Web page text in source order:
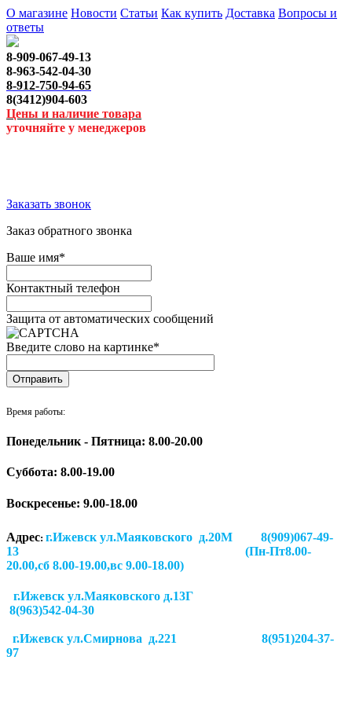
О магазине Новости Статьи Как купить Доставка Вопросы и
ответы
8-909-067-49-13
8-963-542-04-30
8-912-750-94-65
8(3412)904-603
Цены и наличие товара
уточняйте у менеджеров
Заказать звонок
Заказ обратного звонка
Ваше имя*
Контактный телефон
Защита от автоматических сообщений
Введите слово на картинке*
Время работы:
Понедельник - Пятница: 8.00-20.00
Суббота: 8.00-19.00
Воскресенье: 9.00-18.00
Адрес: г.Ижевск ул.Маяковского д.20М 8(909)067-49-
13 (Пн-Пт8.00-
20.00,сб 8.00-19.00,вс 9.00-18.00)
г.Ижевск ул.Маяковского д.13Г
8(963)542-04-30
г.Ижевск ул.Смирнова д.221
8(951)204-37-
97